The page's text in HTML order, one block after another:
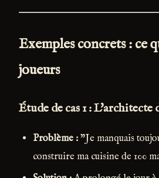
Exemples concrets : ce
joueurs
Étude de cas 1 : L'architecte
Problème :"Je manquais
construire ma cuisine de 100